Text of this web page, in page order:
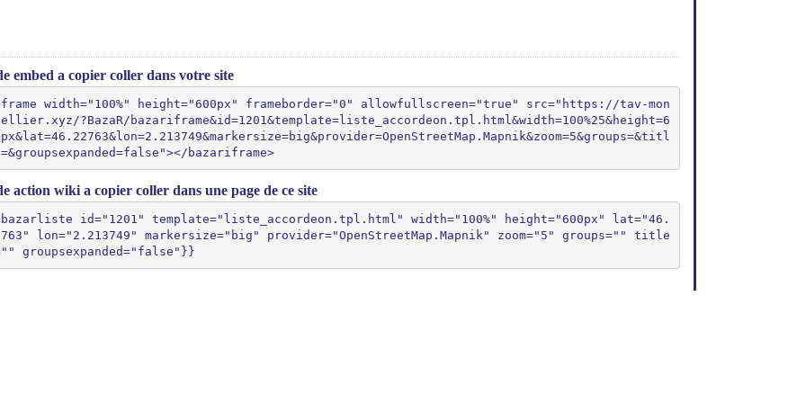
embed a copier coller dans votre site
width="100%" height="600px" frameborder="0" allowfullscreen="true" src="https://tav-mon
?BazaR/bazariframe&id=1201&template=liste_accordeon.tpl.html&width=100%25&height=6
bazariframe>
action wiki a copier coller dans une page de ce site
id="1201" template="liste_accordeon.tpl.html" width="100%" height="600px" lat="46.
lon="2.213749" markersize="big" provider="OpenStreetMap.Mapnik" zoom="5" groups="" title
groupsexpanded="false"}}